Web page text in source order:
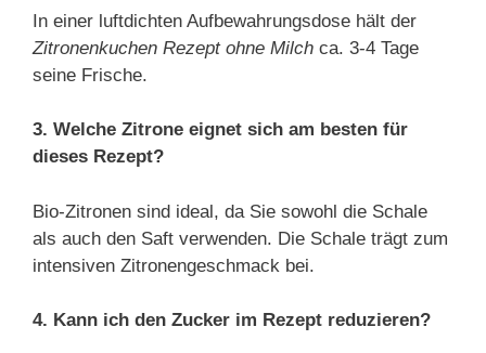
In einer luftdichten Aufbewahrungsdose hält der
Zitronenkuchen Rezept ohne Milch ca. 3-4 Tage
seine Frische.
3. Welche Zitrone eignet sich am besten für
dieses Rezept?
Bio-Zitronen sind ideal, da Sie sowohl die Schale
als auch den Saft verwenden. Die Schale trägt zum
intensiven Zitronengeschmack bei.
4. Kann ich den Zucker im Rezept reduzieren?